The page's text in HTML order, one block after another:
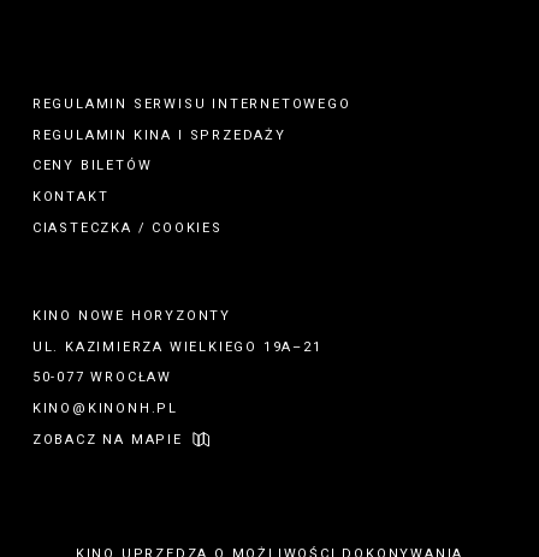
REGULAMIN SERWISU INTERNETOWEGO
REGULAMIN KINA I
SPRZEDAŻY
CENY BILETÓW
KONTAKT
CIASTECZKA / COOKIES
KINO NOWE HORYZONTY
UL. KAZIMIERZA WIELKIEGO 19A–21
50-077 WROCŁAW
KINO@KINONH.PL
ZOBACZ NA MAPIE